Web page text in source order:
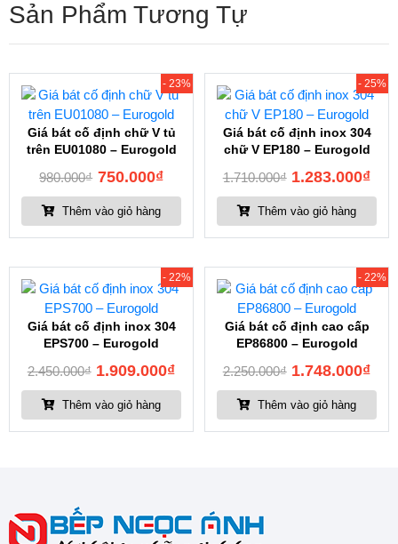
Sản Phẩm Tương Tự
- 23%
Giá bát cố định chữ V tủ
trên EU01080 – Eurogold
980.000₫ 750.000₫
Thêm vào giỏ hàng
- 25%
Giá bát cố định inox 304
chữ V EP180 – Eurogold
1.710.000₫ 1.283.000₫
Thêm vào giỏ hàng
- 22%
Giá bát cố định inox 304
EPS700 – Eurogold
2.450.000₫ 1.909.000₫
Thêm vào giỏ hàng
- 22%
Giá bát cố định cao cấp
EP86800 – Eurogold
2.250.000₫ 1.748.000₫
Thêm vào giỏ hàng